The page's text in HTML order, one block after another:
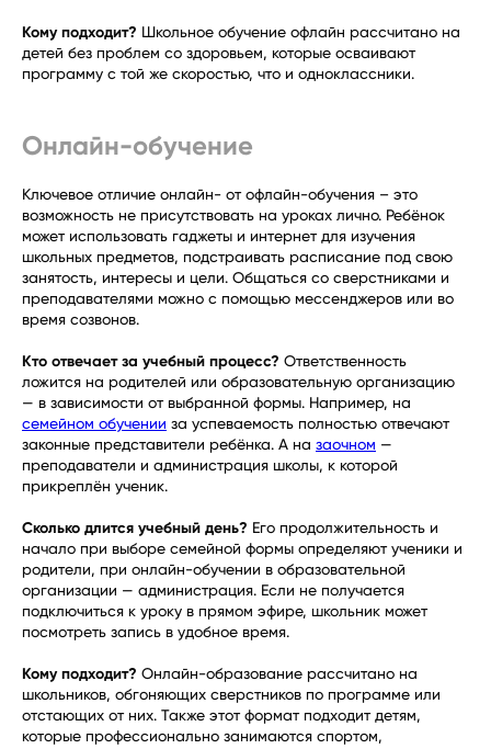
Кому подходит? Школьное обучение офлайн рассчитано на
детей без проблем со здоровьем, которые осваивают
программу с той же скоростью, что и одноклассники.
Онлайн-обучение
Ключевое отличие онлайн- от офлайн-обучения – это
возможность не присутствовать на уроках лично. Ребёнок
может использовать гаджеты и интернет для изучения
школьных предметов, подстраивать расписание под свою
занятость, интересы и цели. Общаться со сверстниками и
преподавателями можно с помощью мессенджеров или во
время созвонов.
Кто отвечает за учебный процесс? Ответственность
ложится на родителей или образовательную организацию
— в зависимости от выбранной формы. Например, на
семейном обучении за успеваемость полностью отвечают
законные представители ребёнка. А на заочном —
преподаватели и администрация школы, к которой
прикреплён ученик.
Сколько длится учебный день? Его продолжительность и
начало при выборе семейной формы определяют ученики и
родители, при онлайн-обучении в образовательной
организации — администрация. Если не получается
подключиться к уроку в прямом эфире, школьник может
посмотреть запись в удобное время.
Кому подходит? Онлайн-образование рассчитано на
школьников, обгоняющих сверстников по программе или
отстающих от них. Также этот формат подходит детям,
которые профессионально занимаются спортом,